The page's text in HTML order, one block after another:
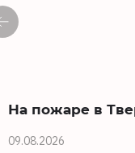
На пожаре в
09.08.2026